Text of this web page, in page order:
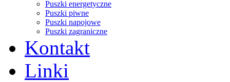
Puszki energetyczne
Puszki piwne
Puszki napojowe
Puszki zagraniczne
Kontakt
Linki